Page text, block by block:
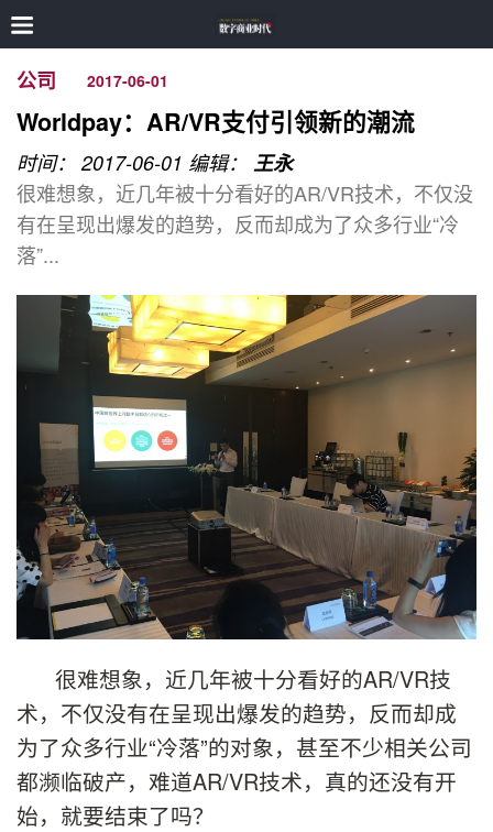
公司 2017-06-01
Worldpay：AR/VR支付引领新的潮流
时间： 2017-06-01 编辑： 王永
很难想象，近几年被十分看好的AR/VR技术，不仅没
有在呈现出爆发的趋势，反而却成为了众多行业“冷
落”...
很难想象，近几年被十分看好的AR/VR技
术，不仅没有在呈现出爆发的趋势，反而却成
为了众多行业“冷落”的对象，甚至不少相关公司
都濒临破产，难道AR/VR技术，真的还没有开
始，就要结束了吗？